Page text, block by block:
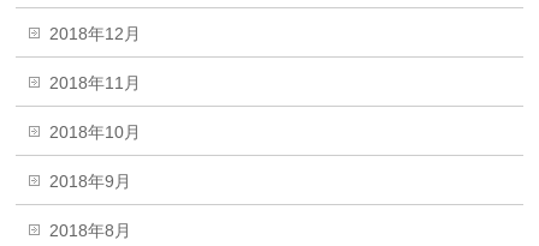
2018年12月
2018年11月
2018年10月
2018年9月
2018年8月